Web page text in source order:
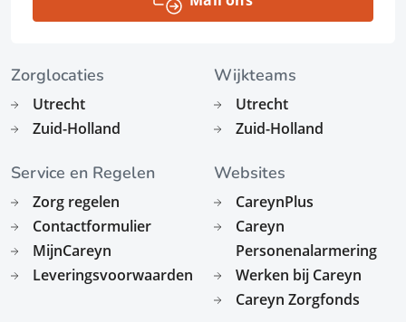
Zorglocaties
Utrecht
Zuid-Holland
Wijkteams
Utrecht
Zuid-Holland
Service en Regelen
Zorg regelen
Contactformulier
MijnCareyn
Leveringsvoorwaarden
Websites
CareynPlus
Careyn
Personenalarmering
Werken bij Careyn
Careyn Zorgfonds